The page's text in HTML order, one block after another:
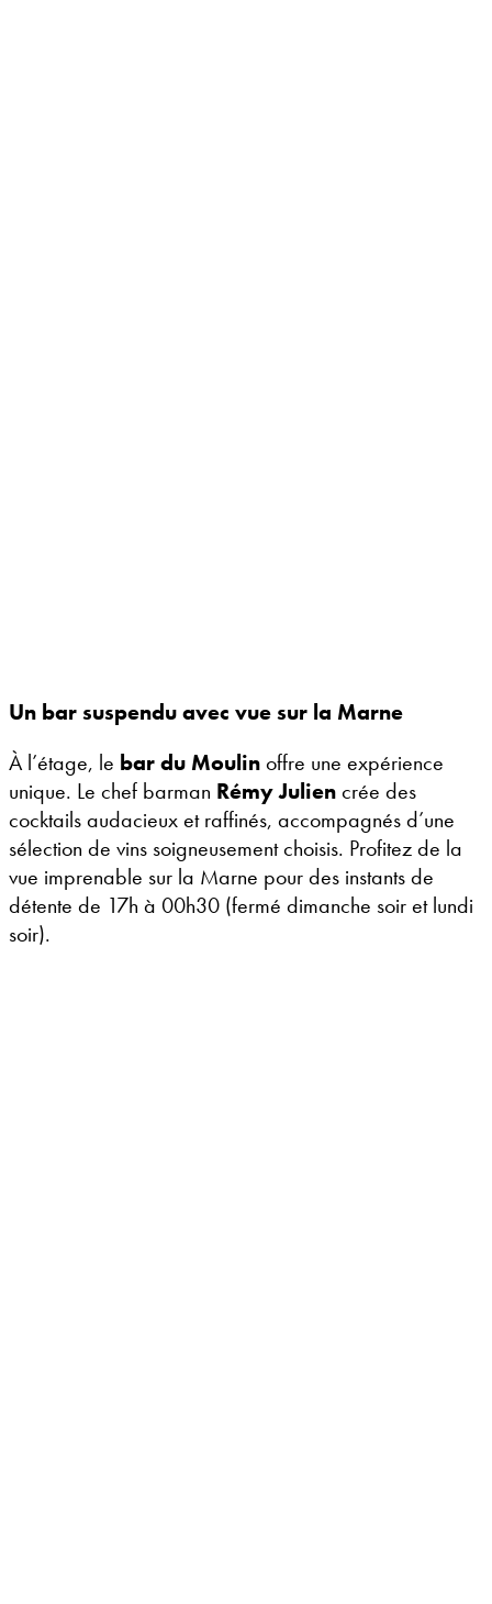
Un bar suspendu avec vue sur la Marne
À l’étage, le bar du Moulinoffre une expérience
unique. Le chef barman Rémy Juliencrée des
cocktails audacieux et raffinés, accompagnés d’une
sélection de vins soigneusement choisis. Profitez de la
vue imprenable sur la Marne pour des instants de
détente de 17h à 00h30 (fermé dimanche soir et lundi
soir).